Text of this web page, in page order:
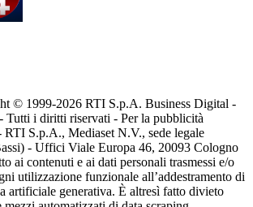
© 1999-2026 RTI S.p.A. Business Digital -
Tutti i diritti riservati - Per la pubblicità
S.p.A., Mediaset N.V., sede legale
- Uffici Viale Europa 46, 20093 Cologno
ai contenuti e ai dati personali trasmessi e/o
utilizzazione funzionale all’addestramento di
artificiale generativa. È altresì fatto divieto